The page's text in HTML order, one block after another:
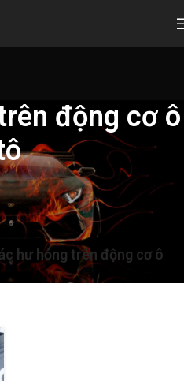
động cơ ô
hư hỏng trên động cơ ô